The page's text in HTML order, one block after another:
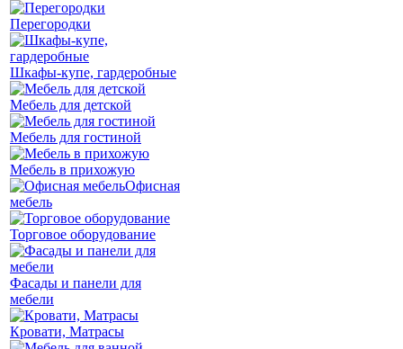
Перегородки
Шкафы-купе, гардеробные
Мебель для детской
Мебель для гостиной
Мебель в прихожую
Офисная
мебель
Торговое оборудование
Фасады и панели для
мебели
Кровати, Матрасы